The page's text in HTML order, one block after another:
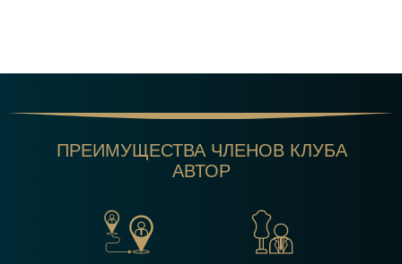
ПРЕИ МУЩЕСТВА ЧЛЕНОВ КЛУБА
АВТОР